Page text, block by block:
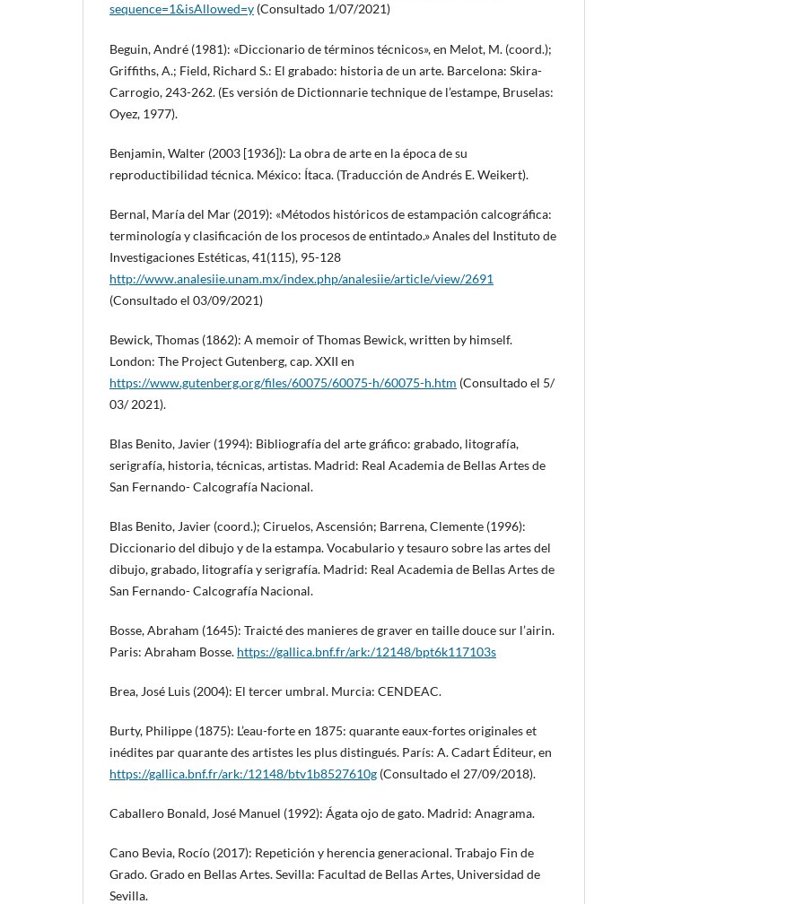
sequence=1&isAllowed=y (Consultado 1/07/2021)
Beguin, André (1981): «Diccionario de términos técnicos», en Melot, M. (coord.);
Griffiths, A.; Field, Richard S.: El grabado: historia de un arte. Barcelona: Skira-
Carrogio, 243-262. (Es versión de Dictionnarie technique de l’estampe, Bruselas:
Oyez, 1977).
Benjamin, Walter (2003 [1936]): La obra de arte en la época de su
reproductibilidad técnica. México: Ítaca. (Traducción de Andrés E. Weikert).
Bernal, María del Mar (2019): «Métodos históricos de estampación calcográfica:
terminología y clasificación de los procesos de entintado.» Anales del Instituto de
Investigaciones Estéticas, 41(115), 95-128
http://www.analesiie.unam.mx/index.php/analesiie/article/view/2691
(Consultado el 03/09/2021)
Bewick, Thomas (1862): A memoir of Thomas Bewick, written by himself.
London: The Project Gutenberg, cap. XXII en
https://www.gutenberg.org/files/60075/60075-h/60075-h.htm (Consultado el 5/
03/ 2021).
Blas Benito, Javier (1994): Bibliografía del arte gráfico: grabado, litografía,
serigrafía, historia, técnicas, artistas. Madrid: Real Academia de Bellas Artes de
San Fernando- Calcografía Nacional.
Blas Benito, Javier (coord.); Ciruelos, Ascensión; Barrena, Clemente (1996):
Diccionario del dibujo y de la estampa. Vocabulario y tesauro sobre las artes del
dibujo, grabado, litografía y serigrafía. Madrid: Real Academia de Bellas Artes de
San Fernando- Calcografía Nacional.
Bosse, Abraham (1645): Traicté des manieres de graver en taille douce sur l’airin.
Paris: Abraham Bosse. https://gallica.bnf.fr/ark:/12148/bpt6k117103s
Brea, José Luis (2004): El tercer umbral. Murcia: CENDEAC.
Burty, Philippe (1875): L’eau-forte en 1875: quarante eaux-fortes originales et
inédites par quarante des artistes les plus distingués. París: A. Cadart Éditeur, en
https://gallica.bnf.fr/ark:/12148/btv1b8527610g (Consultado el 27/09/2018).
Caballero Bonald, José Manuel (1992): Ágata ojo de gato. Madrid: Anagrama.
Cano Bevia, Rocío (2017): Repetición y herencia generacional. Trabajo Fin de
Grado. Grado en Bellas Artes. Sevilla: Facultad de Bellas Artes, Universidad de
Sevilla.